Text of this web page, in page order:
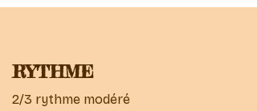
RYTHME
2/3 rythme modéré